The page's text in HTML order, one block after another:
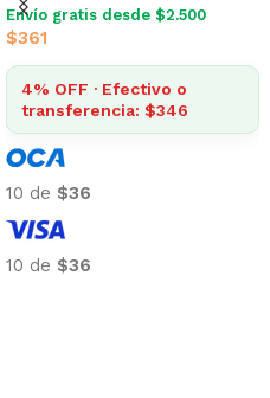
Envío gratis desde $2.500
$361
4% OFF · Efectivo o
transferencia: $346
10 de $36
10 de $36